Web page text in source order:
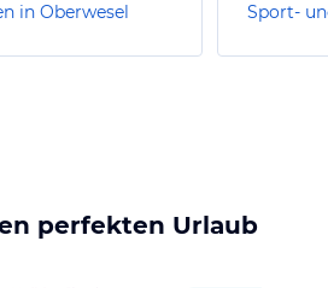
in Oberwesel
perfekten Urlaub